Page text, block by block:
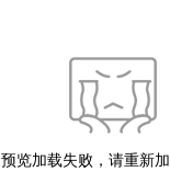
预览加载失败，请重新